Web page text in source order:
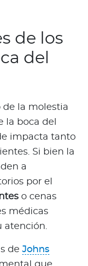
de los
del
la molestia
la boca del
impacta tanto
Si bien la
a
por el
o cenas
médicas
atención.
de Johns